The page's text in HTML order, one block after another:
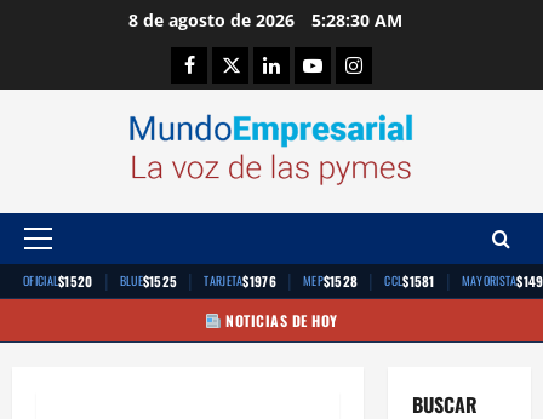
8 de agosto de 2026 5:28:30 AM
Facebook
TwitterLinkedinYoutubeInstagram
Menú
principal
OFICIAL$1520 | BLUE$1525 | TARJETA$1976 | MEP$1528 | CCL$1581 | MAYORISTA
NOTICIAS DE HOY
BUSCAR